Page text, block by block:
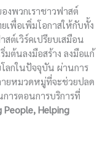
งพวกเราชาวฟาสต์
เพื่อเพิ่มโอกาสให้กับทั้ง
ต์เวิร์คเปรียบเสมือน
ต้นลงมือสร้าง ลงมือแก้
ลกในปัจจุบัน ผ่านการ
ยหมวดหมู่ที่จะช่วยปลด
ารตอนการบริการที่
People, Helping